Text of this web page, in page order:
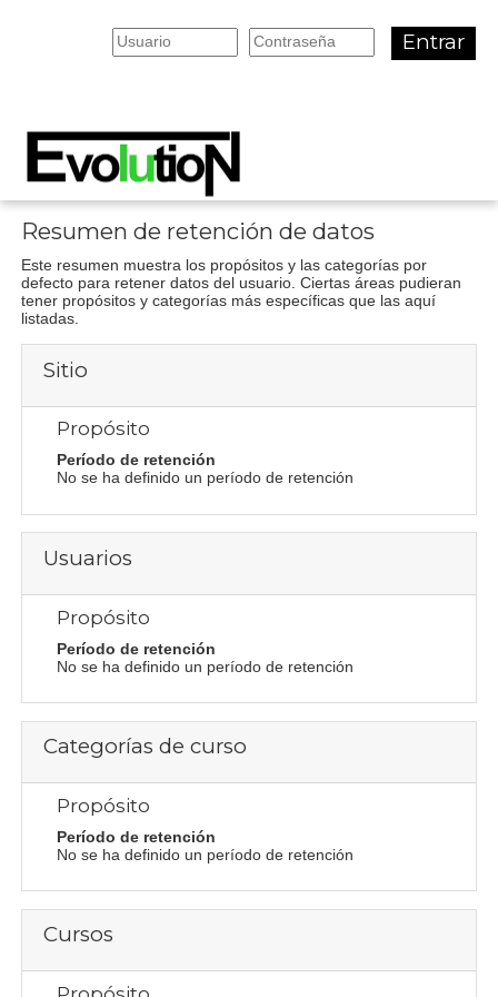
Entrar
Resumen de retención de datos
Este resumen muestra los propósitos y las categorías por
defecto para retener datos del usuario. Ciertas áreas pudieran
tener propósitos y categorías más específicas que las aquí
listadas.
Sitio
Propósito
Período de retención
No se ha definido un período de retención
Usuarios
Propósito
Período de retención
No se ha definido un período de retención
Categorías de curso
Propósito
Período de retención
No se ha definido un período de retención
Cursos